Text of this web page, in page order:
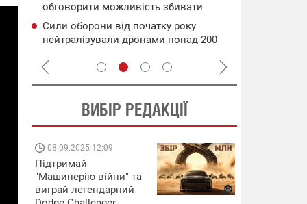
обговорити можливість збивати
російські ракети ще над Україною
Сили оборони від початку року
нейтралізували дронами понад 200
ВИБІР РЕДАКЦІЇ
08.09.2025 12:09
Підтримай
"Машинерію війни" та
виграй легендарний